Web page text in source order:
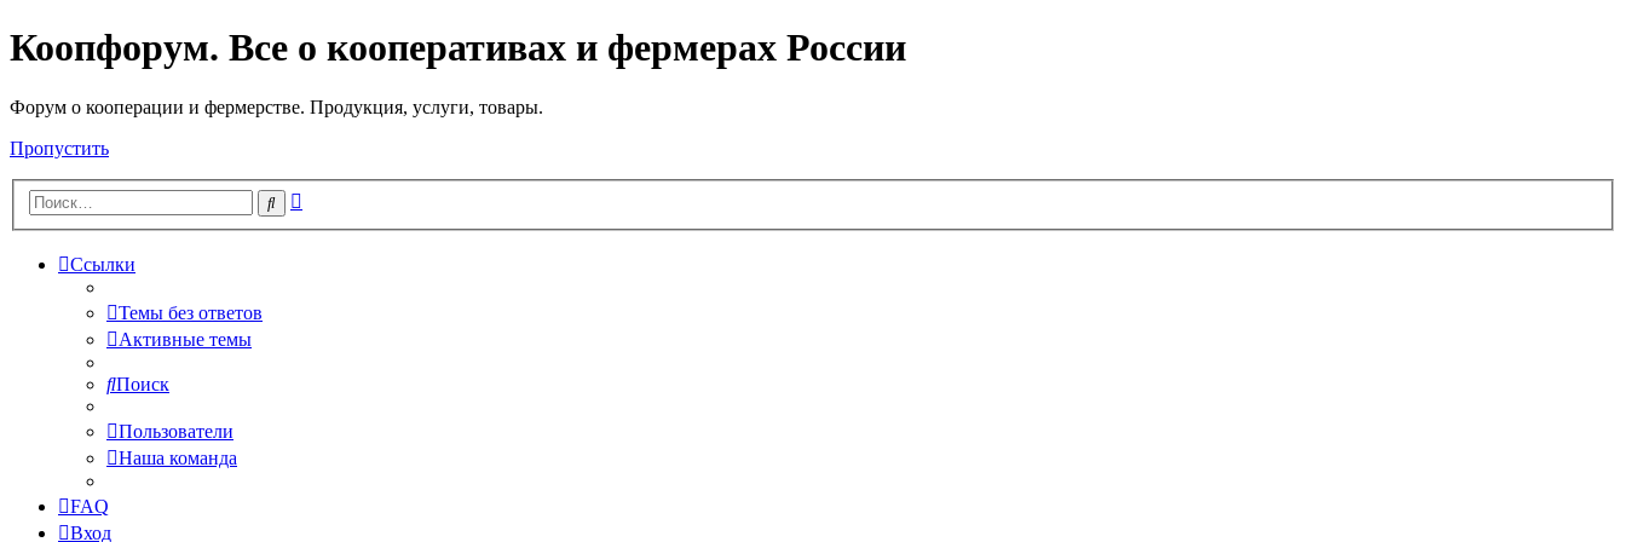
Коопфорум. Все о кооперативах и фермерах России
Форум о кооперации и фермерстве. Продукция, услуги, товары.
Пропустить
Поиск
Ссылки
Темы без ответов
Активные темы
Поиск
Пользователи
Наша команда
FAQ
Вход